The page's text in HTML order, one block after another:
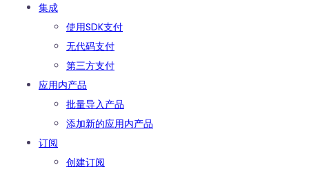
集成
使用SDK支付
无代码支付
第三方支付
应用内产品
批量导入产品
添加新的应用内产品
订阅
创建订阅